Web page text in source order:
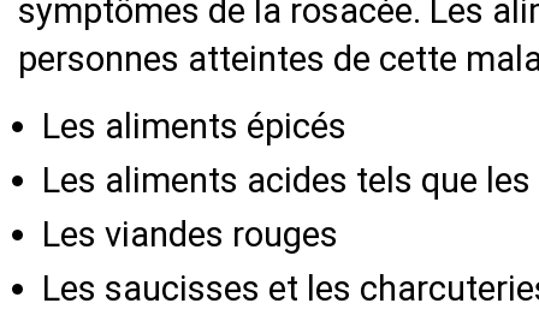
symptômes de la rosacée. Les
personnes atteintes de cette
Les aliments épicés
Les aliments acides tels que
Les viandes rouges
Les saucisses et les